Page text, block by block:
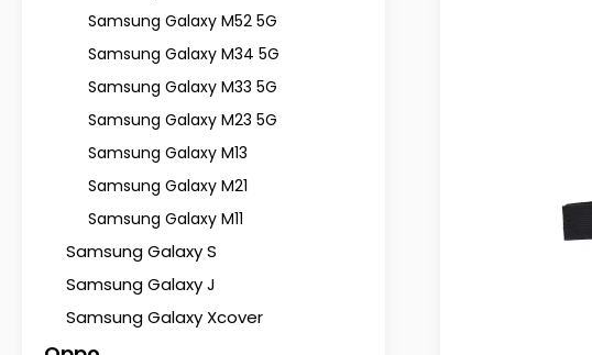
Samsung Galaxy M52 5G
Samsung Galaxy M34 5G
Samsung Galaxy M33 5G
Samsung Galaxy M23 5G
Samsung Galaxy M13
Samsung Galaxy M21
Samsung Galaxy M11
Samsung Galaxy S
Samsung Galaxy J
Samsung Galaxy Xcover